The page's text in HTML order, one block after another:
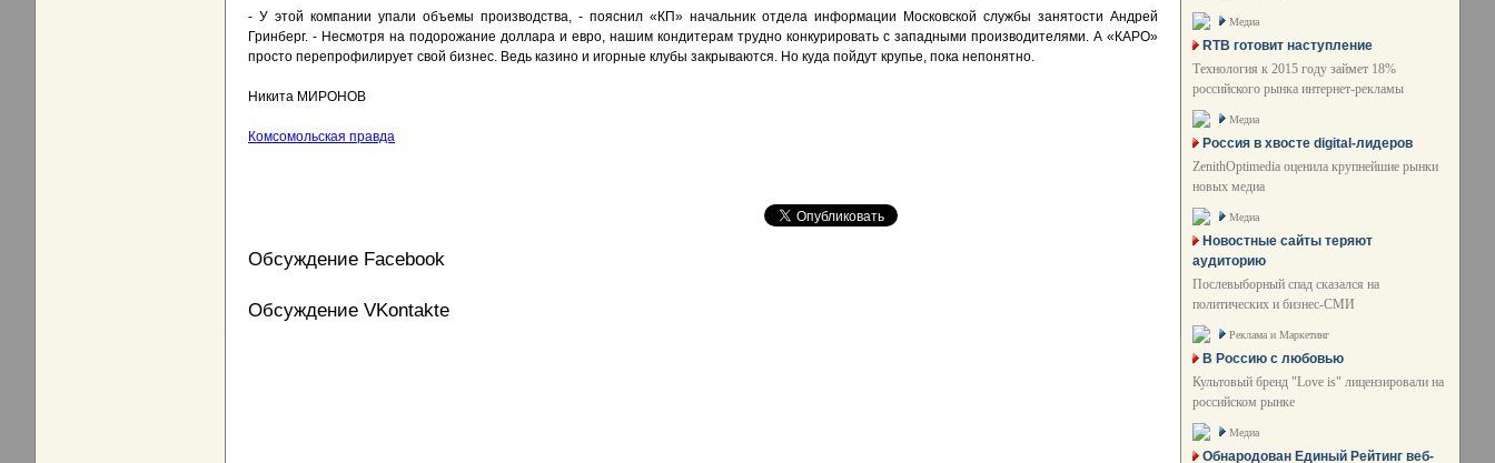
- У этой компании упали объемы производства, - пояснил «КП» начальник отдела информации Московской службы занятости Андрей
Гринберг. - Несмотря на подорожание доллара и евро, нашим кондитерам трудно конкурировать с западными производителями. А «КАРО»
просто перепрофилирует свой бизнес. Ведь казино и игорные клубы закрываются. Но куда пойдут крупье, пока непонятно.
Никита МИРОНОВ
Комсомольская правда
Обсуждение Facebook
Обсуждение VKontakte
Медиа
RTB готовит наступление
Технология к 2015 году займет 18%
российского рынка интернет-рекламы
Медиа
Россия в хвосте digital-лидеров
ZenithOptimedia оценила крупнейшие рынки
новых медиа
Медиа
Новостные сайты теряют
аудиторию
Послевыборный спад сказался на
политических и бизнес-СМИ
Реклама и Маркетинг
В Россию с любовью
Культовый бренд "Love is" лицензировали на
российском рынке
Медиа
Обнародован Единый Рейтинг веб-